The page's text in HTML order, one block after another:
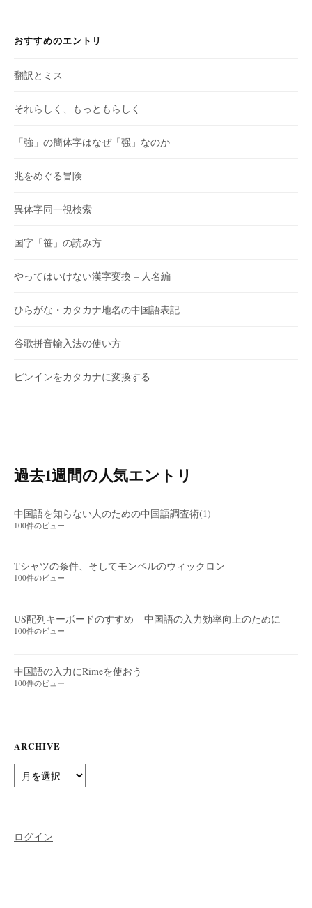
おすすめのエントリ
翻訳とミス
それらしく、もっともらしく
「強」の簡体字はなぜ「强」なのか
兆をめぐる冒険
異体字同一視検索
国字「笹」の読み方
やってはいけない漢字変換 – 人名編
ひらがな・カタカナ地名の中国語表記
谷歌拼音輸入法の使い方
ピンインをカタカナに変換する
過去1週間の人気エントリ
中国語を知らない人のための中国語調査術(1)
100件のビュー
Tシャツの条件、そしてモンベルのウィックロン
100件のビュー
US配列キーボードのすすめ – 中国語の入力効率向上のために
100件のビュー
中国語の入力にRimeを使おう
100件のビュー
ARCHIVE
Archive
ログイン